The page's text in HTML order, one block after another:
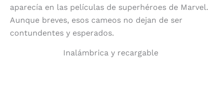
aparecía en las películas de superhéroes de Marvel.
Aunque breves, esos cameos no dejan de ser
contundentes y esperados.
Inalámbrica y recargable